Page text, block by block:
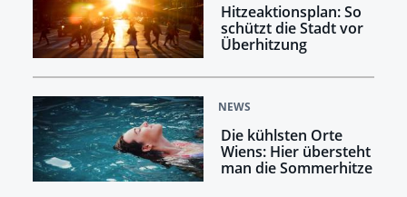
Hitzeaktionsplan: So
schützt die Stadt vor
Überhitzung
NEWS
Die kühlsten Orte
Wiens: Hier übersteht
man die Sommerhitze